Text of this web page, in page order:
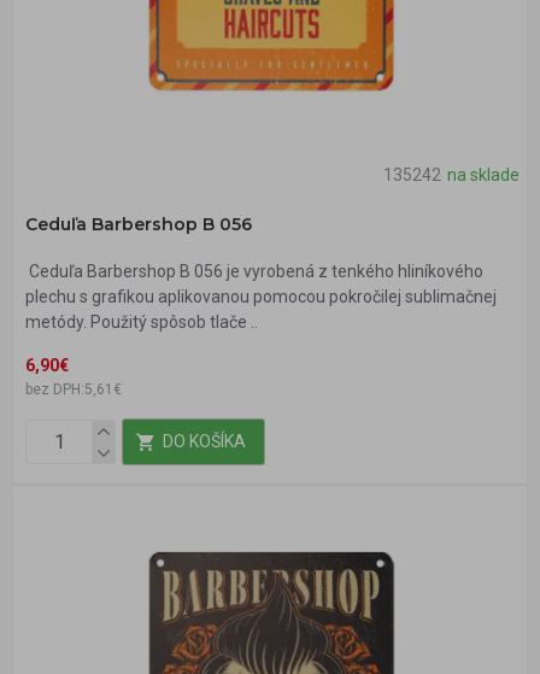
135242 na sklade
Ceduľa Barbershop B 056
Ceduľa Barbershop B 056 je vyrobená z tenkého hliníkového
plechu s grafikou aplikovanou pomocou pokročilej sublimačnej
metódy. Použitý spôsob tlače ..
6,90€
bez DPH:5,61€
DO KOŠÍKA